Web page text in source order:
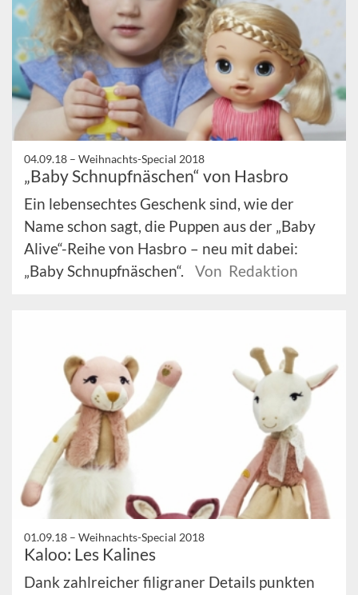
04.09.18 – Weihnachts-Special 2018
„Baby Schnupfnäschen“ von Hasbro
Ein lebensechtes Geschenk sind, wie der
Name schon sagt, die Puppen aus der „Baby
Alive“-Reihe von Hasbro – neu mit dabei:
„Baby Schnupfnäschen“.
Von Redaktion
01.09.18 – Weihnachts-Special 2018
Kaloo: Les Kalines
Dank zahlreicher filigraner Details punkten